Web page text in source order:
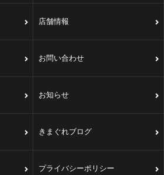
店舗情報
お問い合わせ
お知らせ
きまぐれブログ
プライバシーポリシー